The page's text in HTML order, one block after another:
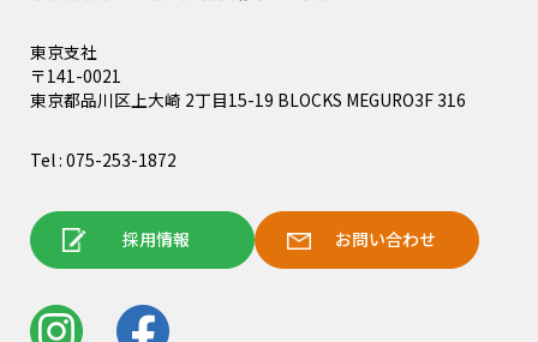
東京支社
〒141-0021
東京都品川区上大崎 2丁目15-19 BLOCKS MEGURO3F 316
Tel : 075-253-1872
採用情報 お問い合わせ